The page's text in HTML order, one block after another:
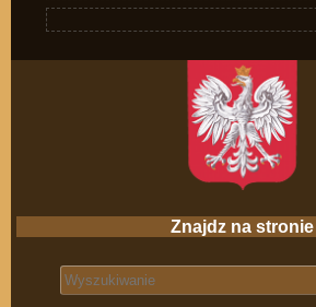
Znajdz na stronie
Search for: